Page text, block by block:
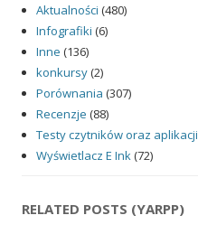
Aktualności (480)
Infografiki (6)
Inne (136)
konkursy(2)
Porównania (307)
Recenzje (88)
Testy czytników oraz aplikacji
Wyświetlacz E Ink(72)
RELATED POSTS (YARPP)